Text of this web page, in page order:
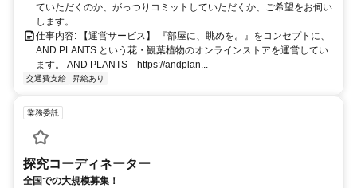
ていただくのか、がっつりコミットしていただくか、ご希望をお伺い
します。
仕事内容: 【運営サービス】 『部屋に、眺めを。』をコンセプトに、
AND PLANTS という花・観葉植物のオンラインストアを運営してい
ます。 AND PLANTS https://andplan...
交通費支給 昇給あり
業務委託
探究コーディネーター
全国での大規模募集！